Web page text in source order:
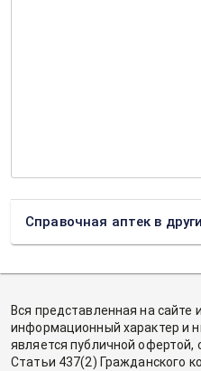
Справочная аптек в
Вся представленная на
информационный характер и
является публичной
Статьи 437(2) Гражданского